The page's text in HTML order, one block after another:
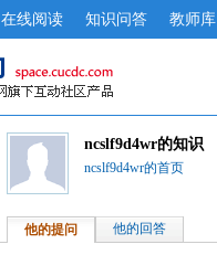
在线阅读 知识问答 教师库
ncslf9d4wr的知识
ncslf9d4wr的首页
他的提问 他的回答